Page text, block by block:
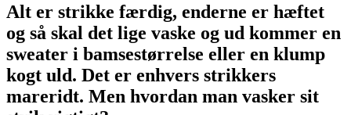
Alt er strikke færdig, enderne er hæftet
og så skal det lige vaske og ud kommer en
sweater i bamsestørrelse eller en klump
kogt uld. Det er enhvers strikkers
mareridt. Men hvordan man vasker sit